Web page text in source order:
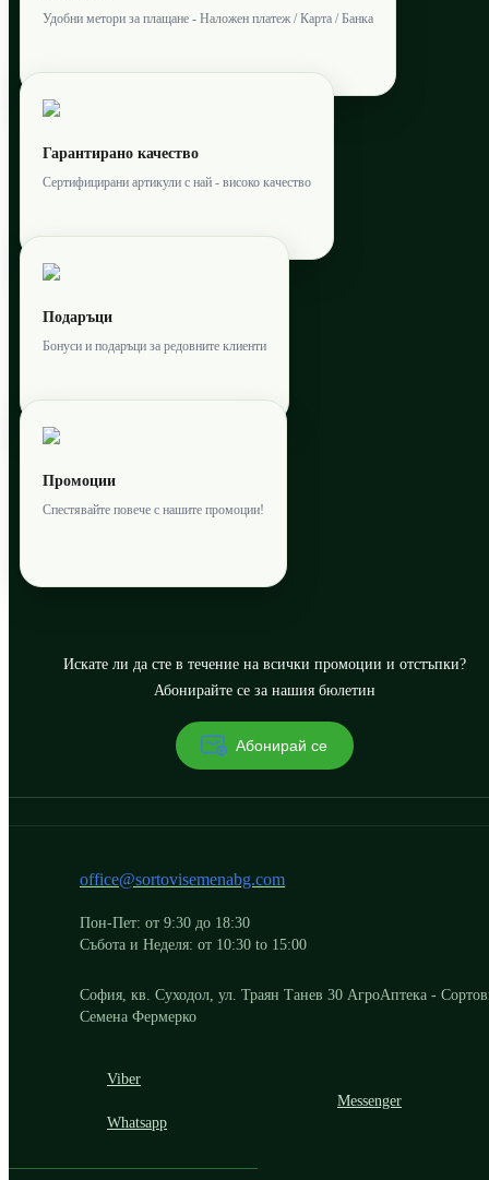
Удобни метори за плащане - Наложен платеж / Карта / Банка
Гарантирано качество
Сертифицирани артикули с най - високо качество
Подаръци
Бонуси и подаръци за редовните клиенти
Промоции
Спестявайте повече с нашите промоции!
Искате ли да сте в течение на всички промоции и отстъпки?
Абонирайте се за нашия бюлетин
Абонирай се
office@sortovisemenabg.com
Пон-Пет: от 9:30 до 18:30
Събота и Неделя: от 10:30 to 15:00
София, кв. Суходол, ул. Траян Танев 30 АгроАптека -
Семена Фермерко
Viber
Whatsapp
Messenger